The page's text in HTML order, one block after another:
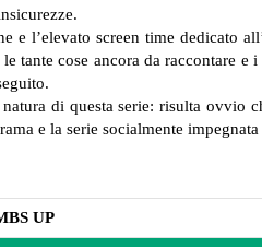
e l’elevato screen time dedicato
tante cose ancora da raccontare
di questa serie: risulta ovvio
e la serie socialmente
UP